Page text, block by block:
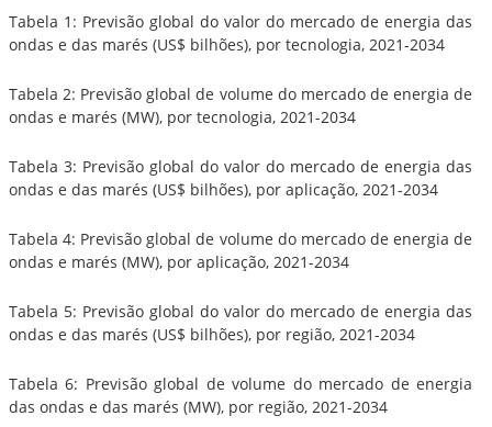
Tabela 1: Previsão global do valor do mercado de energia das
ondas e das marés (US$ bilhões), por tecnologia, 2021-2034
Tabela 2: Previsão global de volume do mercado de energia de
ondas e marés (MW), por tecnologia, 2021-2034
Tabela 3: Previsão global do valor do mercado de energia das
ondas e das marés (US$ bilhões), por aplicação, 2021-2034
Tabela 4: Previsão global de volume do mercado de energia de
ondas e marés (MW), por aplicação, 2021-2034
Tabela 5: Previsão global do valor do mercado de energia das
ondas e das marés (US$ bilhões), por região, 2021-2034
Tabela 6: Previsão global de volume do mercado de energia
das ondas e das marés (MW), por região, 2021-2034